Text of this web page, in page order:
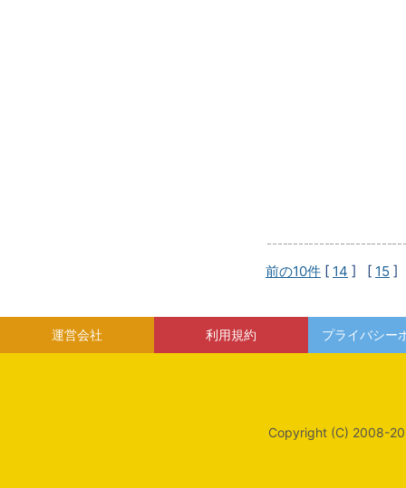
前の10件 [ 14 ] [ 15 ]
運営会社 利用規約 プライバシー
Copyright (C) 2008-